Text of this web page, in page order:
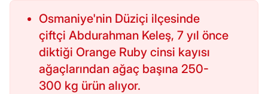
Osmaniye'nin Düziçi ilçesinde
çiftçi Abdurahman Keleş, 7 yıl önce
diktiği Orange Ruby cinsi kayısı
ağaçlarından ağaç başına 250-
300 kg ürün alıyor.